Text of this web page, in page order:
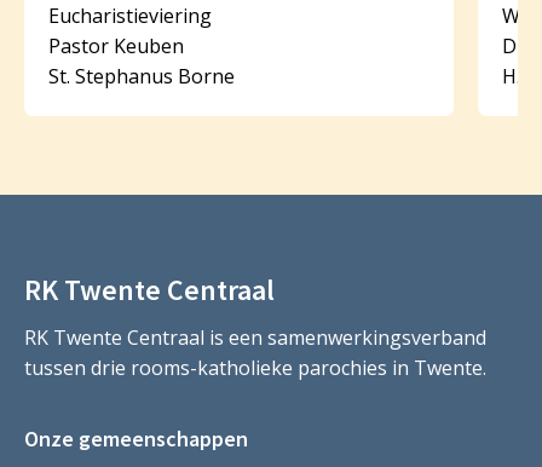
Eucharistieviering
Pastor Keuben
St. Stephanus Borne
H.
RK Twente Centraal
RK Twente Centraal is een samenwerkingsverband
tussen drie rooms-katholieke parochies in Twente.
Onze gemeenschappen